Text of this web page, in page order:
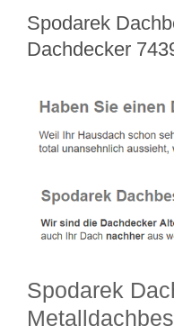
Spodarek
Dachdecker
Spodarek